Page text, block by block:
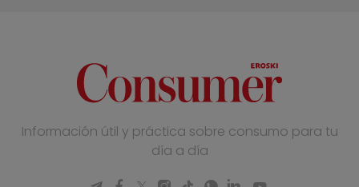
Información útil y práctica sobre consumo para tu
día a día